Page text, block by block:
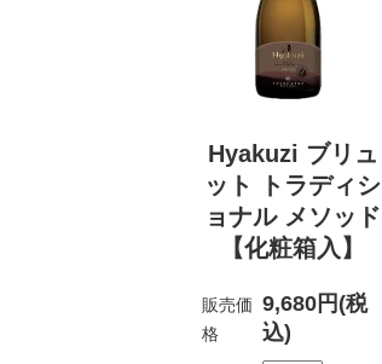
Hyakuzi ブリュ
ット トラディシ
ョナル メソッド
【化粧箱入】
販売価
格
9,680円(税
込)